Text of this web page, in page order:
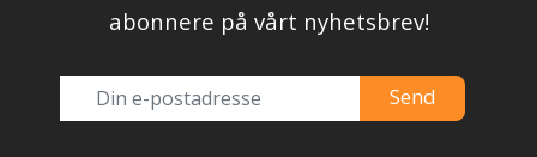
abonnere på vårt nyhetsbrev!